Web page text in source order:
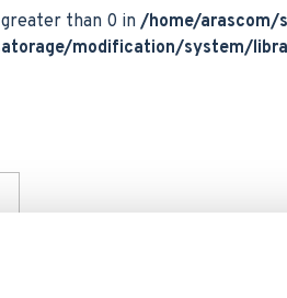
than 0 in/home/arascom/
modification/system/